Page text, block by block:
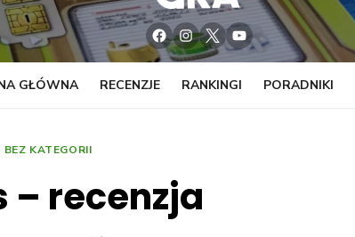
Facebook
Instagram
TwitterYouTube
GŁÓWNA RECENZJE RANKINGI PORADNIKI
BEZ KATEGORII
– recenzja